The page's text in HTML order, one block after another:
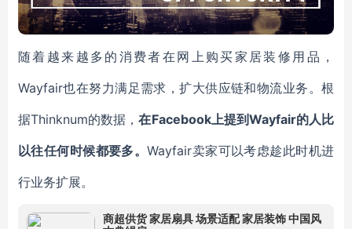
随着越来越多的消费者在网上购买家居装修用品，
Wayfair也在努力满足需求，扩大供应链和物流业务。根
据Thinknum的数据，在Facebook上提到Wayfair的人比
以往任何时候都要多。Wayfair卖家可以考虑趁此时机进
行业务扩展。
商超供货 家居扇具 场景适配 家居装饰 中国风